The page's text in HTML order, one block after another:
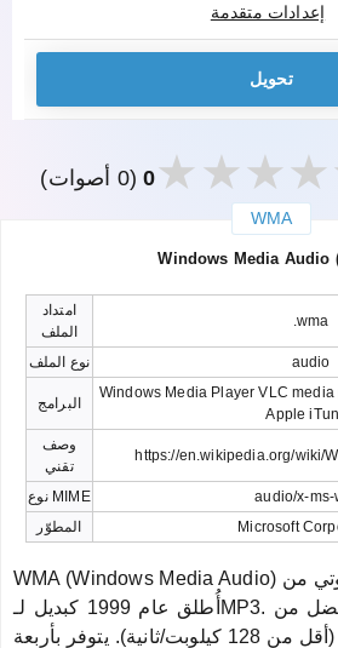
إعدادات متقدمة
تحويل
0(0 أصوات)
WMA
Windows Media Audio
امتداد
الملف
.wma
نوع الملف audio
البرامج
Windows Media Player VLC
Apple
وصف
تقني
https://en.wikipedia.org/wiki/
نوع MIME
audio/x-ms-
المطوّر
Microsoft
WMA (Windows Media Audio) هو تنسيق صوتي من Microsoft
أُطلق عام 1999 كبديل لـMP3. يوفر جودة أفضل من MP3 عند
معدلات البت المنخفضة (أقل من 128 كيلوبت/ثانية). يتوفر بأربعة